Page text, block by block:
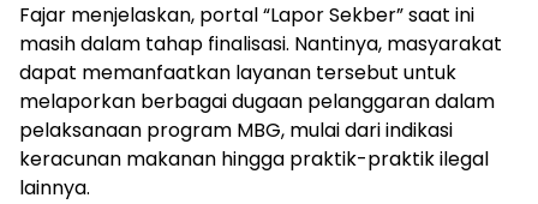
Fajar menjelaskan, portal “Lapor Sekber” saat ini
masih dalam tahap finalisasi. Nantinya, masyarakat
dapat memanfaatkan layanan tersebut untuk
melaporkan berbagai dugaan pelanggaran dalam
pelaksanaan program MBG, mulai dari indikasi
keracunan makanan hingga praktik-praktik ilegal
lainnya.